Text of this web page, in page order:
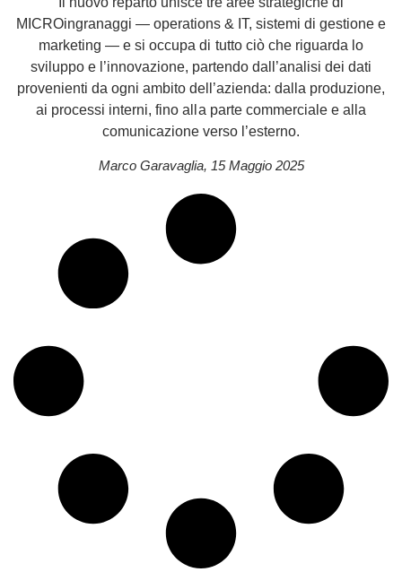
MICROingranaggi — operations & IT, sistemi di gestione e
marketing — e si occupa di tutto ciò che riguarda lo
sviluppo e l’innovazione, partendo dall’analisi dei dati
provenienti da ogni ambito dell’azienda: dalla produzione,
ai processi interni, fino alla parte commerciale e alla
comunicazione verso l’esterno.
Marco Garavaglia, 15 Maggio 2025